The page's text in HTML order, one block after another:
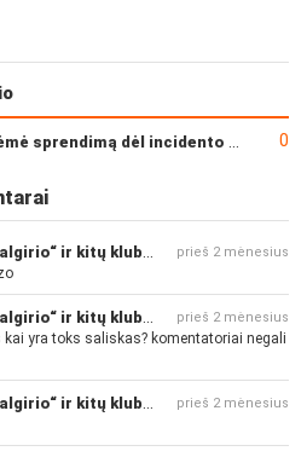
LKL Drausmės komisija priėmė sprendimą dėl incidento po „Neptūno“ ir „Juventus“ rungtynių 0
R. Vyšniauskas pasiuntė „Žalgirio“ ir kitų klubų fanus prieš 2 mėnesius
R. Vyšniauskas pasiuntė „Žalgirio“ ir kitų klubų fanus prieš 2 mėnesius
yra toks saliskas? komentatoriai negali
R. Vyšniauskas pasiuntė „Žalgirio“ ir kitų klubų fanus prieš 2 mėnesius